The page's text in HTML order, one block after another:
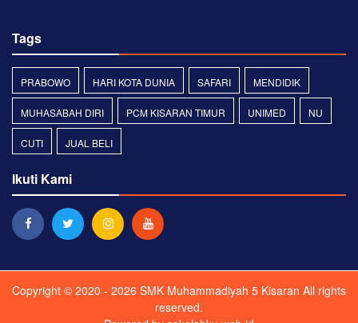
Tags
PRABOWO HARI KOTA DUNIA SAFARI MENDIDIK
MUHASABAH DIRI PCM KISARAN TIMUR UNIMED NU
CUTI JUAL BELI
Ikuti Kami
Copyright © 2020 - 2026 SMK Muhammadiyah 5 Kisaran All rights
reserved.